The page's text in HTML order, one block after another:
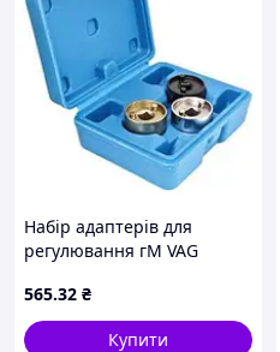
Набір адаптерів для
регулювання гМ VAG
(00000050025)
565.32 ₴
Купити